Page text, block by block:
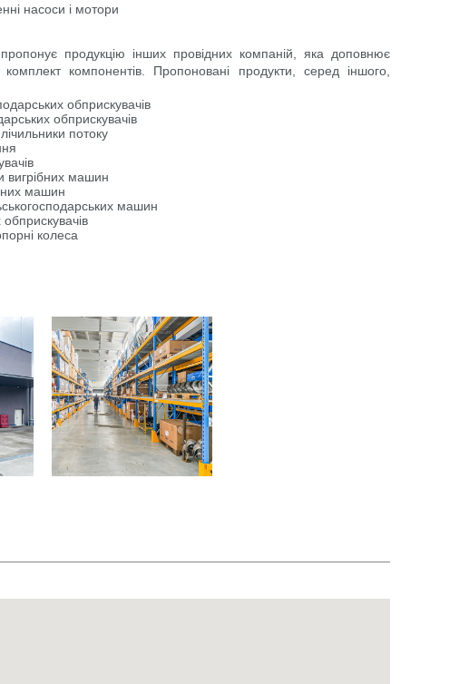
насоси і мотори
продукцію інших провідних компаній, яка доповнює
компонентів. Пропоновані продукти, серед іншого,
обприскувачів
обприскувачів
потоку
вигрібних машин
машин
машин
колеса